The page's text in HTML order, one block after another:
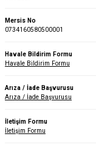
Mersis No
0734160580500001
Havale Bildirim Formu
Havale Bildirim Formu
Arıza / İade Başvurusu
Arıza / İade Başvurusu
İletişim Formu
İletişim Formu